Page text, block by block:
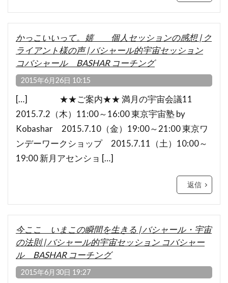
かっこいいって。嬉 個人セッションの感想 | ク
ライアント様の声 | バシャール的宇宙セッション
コバシャール BASHAR コーチング
2015年6月26日 10:15
[…] ★★ご案内★★ 満月の宇宙会議11
2015.7.2（木）11:00～16:00 東京宇宙塾 by
Kobashar 2015.7.10（金）19:00～21:00 東京ワ
ンデーワークショップ 2015.7.11（土）10:00～
19:00 新月アセンショ […]
返信
今ここ いまこの瞬間を生きる | バシャール・宇宙
の法則 | バシャール的宇宙セッション コバシャー
ル BASHAR コーチング
2015年6月30日 19:27